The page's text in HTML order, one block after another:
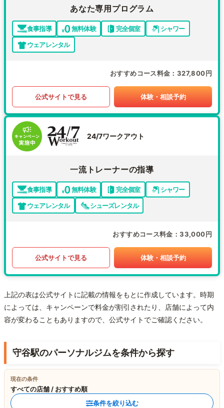
あなた専用プログラム
食事指導 無料体験 完全個室
シャワー
ウェアレンタル
おすすめコース料金 327,800円
公式サイトで見る 体験・相談予約
24/7ワークアウト
一流トレーナーの指導
食事指導 無料体験 完全個室
シャワー
ウェアレンタル
シューズレンタル
おすすめコース料金 33,000円
公式サイトで見る 体験・相談予約
上記の表は公式サイトに記載の情報をもとに作成しています。時期
によっては、キャンペーンで料金が割引されたり、店舗によって内
容が変わることもありますので、公式サイトでご確認ください。
守谷駅のパーソナルジムを条件から探す
現在の条件
すべての店舗 / おすすめ順
条件を絞り込む